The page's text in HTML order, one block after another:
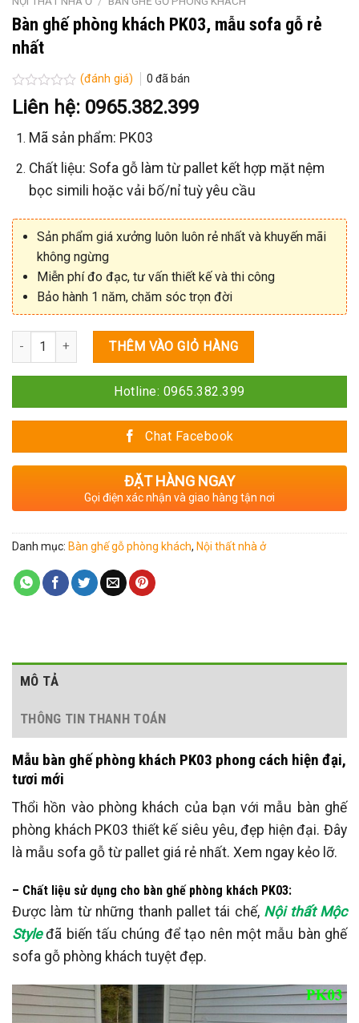
Bàn ghế phòng khách PK03, mẫu sofa gỗ rẻ
nhất
Được
xếp
0
sao
(đánh giá) 0 đã bán
Liên hệ: 0965.382.399
Mã sản phẩm: PK03
Chất liệu: Sofa gỗ làm từ pallet kết hợp mặt nệm
bọc simili hoặc vải bố/nỉ tuỳ yêu cầu
Sản phẩm giá xưởng luôn luôn rẻ nhất và khuyến mãi
không ngừng
Miễn phí đo đạc, tư vấn thiết kế và thi công
Bảo hành 1 năm, chăm sóc trọn đời
Số lượng THÊM VÀO GIỎ HÀNG
Hotline: 0965.382.399
Chat Facebook
ĐẶT HÀNG NGAY
Gọi điện xác nhận và giao hàng tận nơi
Danh mục: Bàn ghế gỗ phòng khách, Nội thất nhà ở
MÔ TẢ
THÔNG TIN THANH TOÁN
Mẫu bàn ghế phòng khách PK03 phong cách hiện đại,
tươi mới
Thổi hồn vào phòng khách của bạn với mẫu bàn ghế
phòng khách PK03 thiết kế siêu yêu, đẹp hiện đại. Đây
là mẫu sofa gỗ từ pallet giá rẻ nhất. Xem ngay kẻo lỡ.
– Chất liệu sử dụng cho bàn ghế phòng khách PK03:
Được làm từ những thanh pallet tái chế, Nội thất Mộc
Style đã biến tấu chúng để tạo nên một mẫu bàn ghế
sofa gỗ phòng khách tuyệt đẹp.